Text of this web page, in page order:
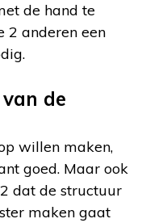
de hand te
2 anderen een
de
willen maken,
goed. Maar ook
dat de structuur
maken gaat